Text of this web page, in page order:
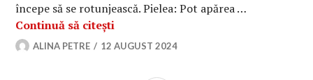
începe să se rotunjească. Pielea: Pot apărea …
Continuă să citești
ALINA PETRE 12 AUGUST 2024